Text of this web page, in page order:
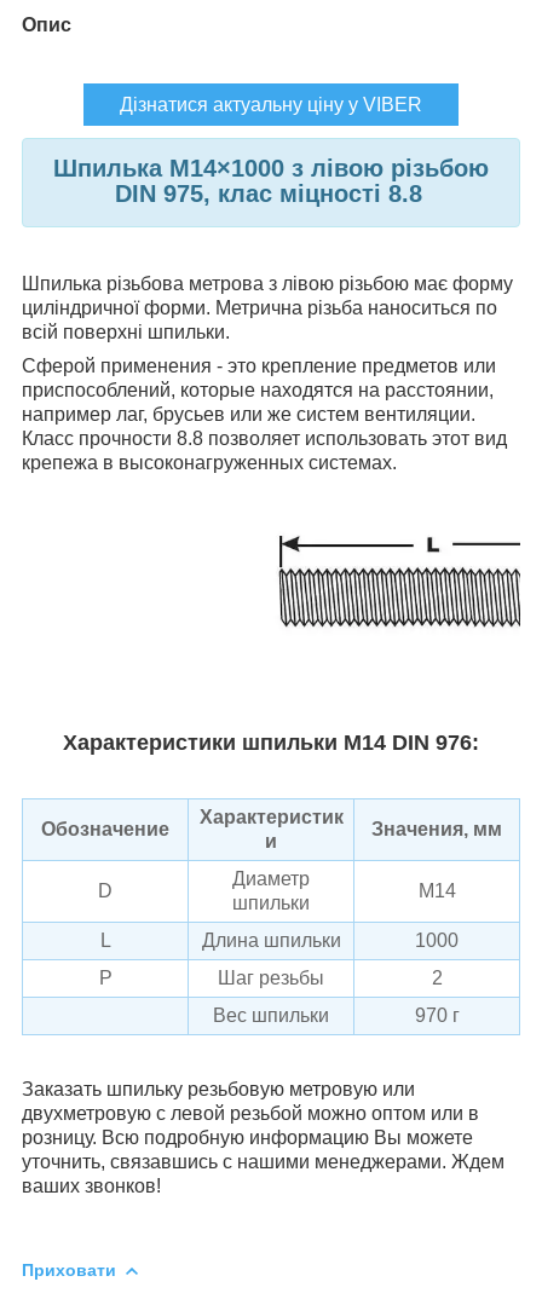
Опис
Дізнатися актуальну ціну у VIBER
Шпилька M14×1000 з лівою різьбою
DIN 975, клас міцності 8.8
Шпилька різьбова метрова з лівою різьбою має форму
циліндричної форми. Метрична різьба наноситься по
всій поверхні шпильки.
Сферой применения - это крепление предметов или
приспособлений, которые находятся на расстоянии,
например лаг, брусьев или же систем вентиляции.
Класс прочности 8.8 позволяет использовать этот вид
крепежа в высоконагруженных системах.
Характеристики шпильки М14 DIN 976:
Обозначение
Характеристик
и
Значения, мм
D
Диаметр
шпильки
М14
L Длина шпильки
1000
Р
Шаг резьбы
2
Вес шпильки
970 г
Заказать шпильку резьбовую метровую или
двухметровую с левой резьбой можно оптом или в
розницу. Всю подробную информацию Вы можете
уточнить, связавшись с нашими менеджерами. Ждем
ваших звонков!
Приховати